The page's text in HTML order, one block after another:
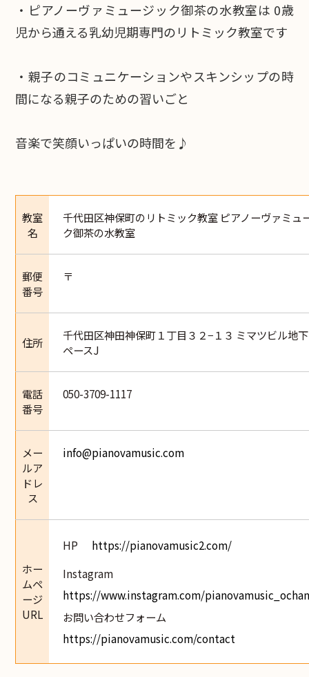
・ピアノーヴァミュージック御茶の水教室は 0歳
児から通える乳幼児期専門のリトミック教室です
・親子のコミュニケーションやスキンシップの時
間になる親子のための習いごと
音楽で笑顔いっぱいの時間を♪
教室
名
千代田区神保町のリトミック教室 ピアノーヴァミュ
ク御茶の水教室
郵便
番号
〒
住所
千代田区神田神保町１丁目３２−１３ ミマツビル地
ペースJ
電話
番号
050-3709-1117
メー
ルア
ドレ
ス
info@pianovamusic.com
ホー
ムペ
ージ
URL
HP
https://pianovamusic2.com/
Instagram
https://www.instagram.com/
お問い合わせフォーム
https://pianovamusic.com/contact